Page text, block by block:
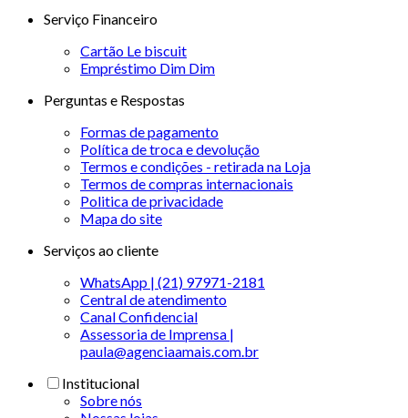
Serviço Financeiro
Cartão Le biscuit
Empréstimo Dim Dim
Perguntas e Respostas
Formas de pagamento
Política de troca e devolução
Termos e condições - retirada na Loja
Termos de compras internacionais
Politica de privacidade
Mapa do site
Serviços ao cliente
WhatsApp | (21) 97971-2181
Central de atendimento
Canal Confidencial
Assessoria de Imprensa |
paula@agenciaamais.com.br
Institucional
Sobre nós